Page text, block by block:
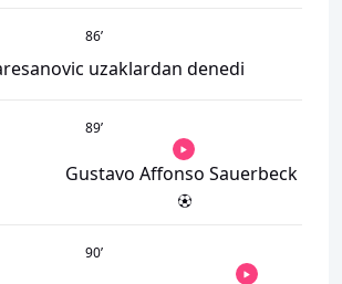
86’
uzaklardan denedi
89’
Gustavo Affonso Sauerbeck
90’